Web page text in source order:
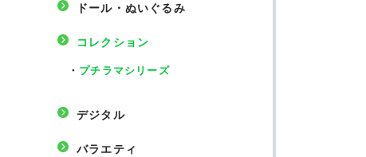
ドール・ぬいぐるみ
コレクション
・ プチラマシリーズ
デジタル
バラエティ